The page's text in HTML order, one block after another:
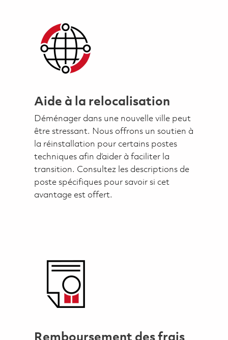
Aide à la relocalisation
Déménager dans une nouvelle ville peut
être stressant. Nous offrons un soutien à
la réinstallation pour certains postes
techniques afin d’aider à faciliter la
transition. Consultez les descriptions de
poste spécifiques pour savoir si cet
avantage est offert.